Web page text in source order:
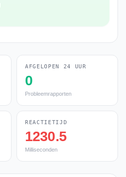
AFGELOPEN 24 UUR
0
Probleemrapporten
REACTIETIJD
1230.5
Milliseconden